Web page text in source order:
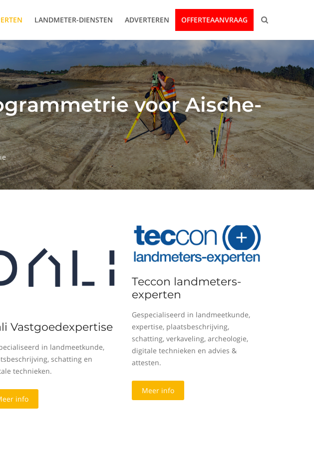
LANDMETER-DIENSTEN ADVERTEREN OFFERTEAANVRAAG
voor Aische-
Vastgoedexpertise
in landmeetkunde,
schatting en
technieken.
info
Teccon landmeters-
experten
Gespecialiseerd in landmeetkunde,
expertise, plaatsbeschrijving,
schatting, verkaveling, archeologie,
digitale technieken en advies &
attesten.
Meer info